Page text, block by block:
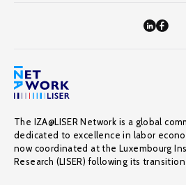
The IZA@LISER Network is a global
dedicated to excellence in labor
now coordinated at the Luxembourg
Research (LISER) following its